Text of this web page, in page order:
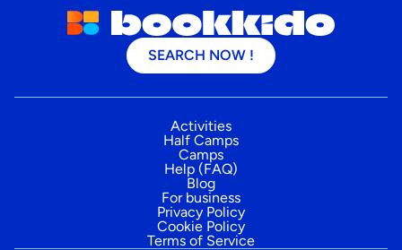
SEARCH NOW !
Activities
Half Camps
Camps
Help (FAQ)
Blog
For business
Privacy Policy
Cookie Policy
Terms of Service